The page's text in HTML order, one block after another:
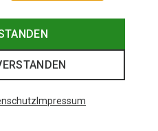
Impressum